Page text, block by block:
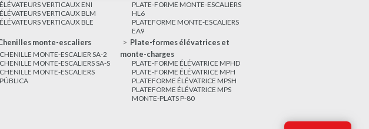
ÉLÉVATEURS VERTICAUX ENI
ÉLÉVATEURS VERTICAUX BLM
ÉLÉVATEURS VERTICAUX BLE
PLATE-FORME MONTE-ESCALIERS
HL6
PLATEFORME MONTE-ESCALIERS
EA9
monte-escaliers
CHENILLE MONTE-ESCALIER SA-2
CHENILLE MONTE-ESCALIERS SA-S
CHENILLE MONTE-ESCALIERS
PÚBLICA
Plate-formes élévatrices et
monte-charges
PLATE-FORME ÉLÉVATRICE MPHD
PLATE-FORME ÉLÉVATRICE MPH
PLATEFORME ÉLÉVATRICE MPSH
PLATEFORME ÉLÉVATRICE MPS
MONTE-PLATS P-80